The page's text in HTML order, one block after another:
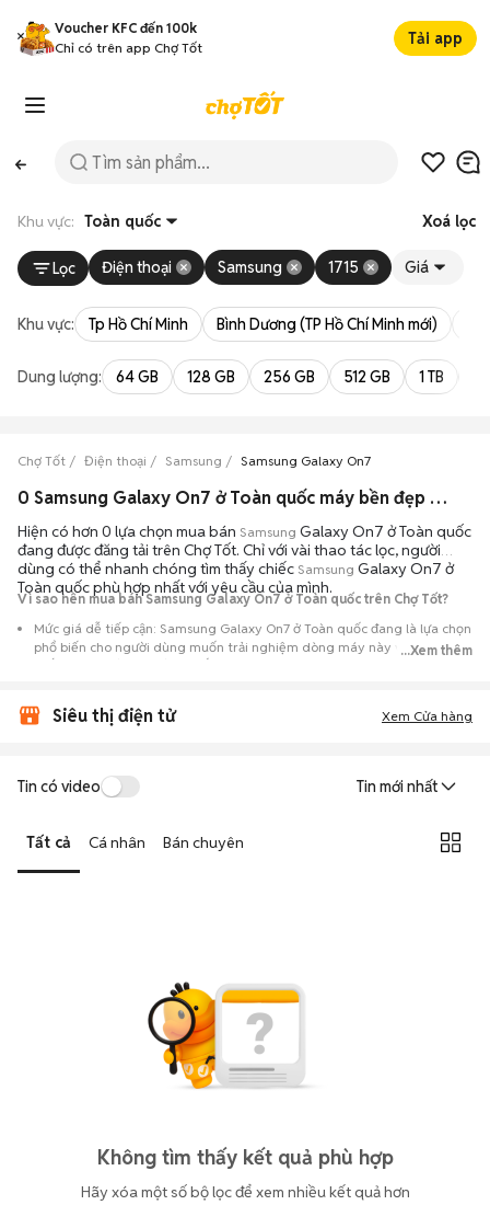
Voucher KFC đến 100k
Chỉ có trên app Chợ Tốt
Tải app
Khu vực: Toàn quốc Xoá lọc
Lọc Điện thoại Samsung 1715 Giá
Khu vực: Tp Hồ Chí Minh Bình Dương (TP Hồ Chí Minh mới)
Dung lượng: 64 GB 128 GB 256 GB 512 GB 1 TB
Chợ Tốt Điện thoại Samsung Samsung Galaxy On7
0 Samsung Galaxy On7 ở Toàn quốc máy bền đẹp đang bán 08/2026
Hiện có hơn 0 lựa chọn mua bán Samsung Galaxy On7 ở Toàn quốc
đang được đăng tải trên Chợ Tốt. Chỉ với vài thao tác lọc, người
dùng có thể nhanh chóng tìm thấy chiếc Samsung Galaxy On7 ở
Toàn quốc phù hợp nhất với yêu cầu của mình.
Vì sao nên mua bán Samsung Galaxy On7 ở Toàn quốc trên Chợ Tốt?
Mức giá dễ tiếp cận: Samsung Galaxy On7 ở Toàn quốc đang là lựa chọn
phổ biến cho người dùng muốn trải nghiệm dòng máy này với chi phí
thấp hơn so với khi mới ra mắt.
quốc từ nhiều cá nhân muốn lên đời máy, mang đến đa dạng sự lựa
chọn về tình trạng bảo hành, hình thức máy và màu sắc.
đánh giá chính xác hiệu năng thực tế của máy so với mô tả trên
Mua bán linh hoạt: Hai bên có thể chủ động thỏa thuận giá cả và
địa điểm giao nhận, chốt giao dịch nhanh chóng khi đạt được
...Xem thêm
Siêu thị điện tử Xem Cửa hàng
Tin có video Tin mới nhất
Tất cả Cá nhân Bán chuyên
Không tìm thấy kết quả phù hợp
Hãy xóa một số bộ lọc để xem nhiều kết quả hơn